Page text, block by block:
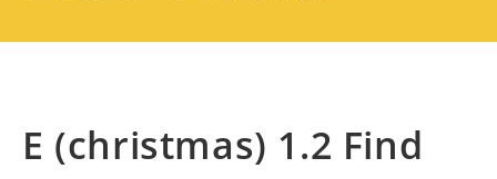
E (christmas) 1.2 Find